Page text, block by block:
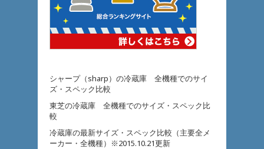
シャープ（sharp）の冷蔵庫 全機種でのサイ
ズ・スペック比較
東芝の冷蔵庫 全機種でのサイズ・スペック比
較
冷蔵庫の最新サイズ・スペック比較（主要全メ
ーカー・全機種）※2015.10.21更新